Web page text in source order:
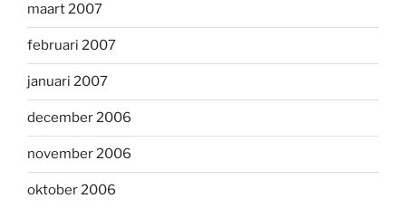
maart 2007
februari 2007
januari 2007
december 2006
november 2006
oktober 2006